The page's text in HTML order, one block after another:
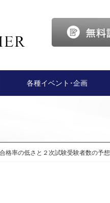
各種イベント･企画
格率の低さと２次試験受験者数の予想